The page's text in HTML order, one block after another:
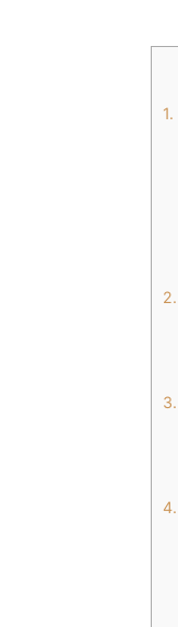
1.
2.
3.
4.